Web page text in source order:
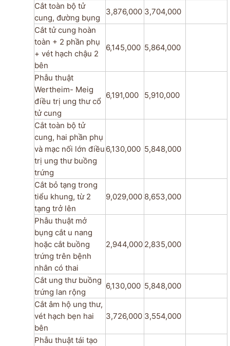
Cắt toàn bộ tử
cung, đường bụng
3,876,000 3,704,000
Cắt tử cung hoàn
toàn + 2 phần phụ
+ vét hạch chậu 2
bên
6,145,000 5,864,000
Phẫu thuật
Wertheim- Meig
điều trị ung thư­ cổ
tử cung
6,191,000 5,910,000
Cắt toàn bộ tử
cung, hai phần phụ
và mạc nối lớn điều
trị ung thư buồng
trứng
6,130,000 5,848,000
Cắt bỏ tạng trong
tiểu khung, từ 2
tạng trở lên
9,029,000 8,653,000
Phẫu thuật mở
bụng cắt u nang
hoặc cắt buồng
trứng trên bệnh
nhân có thai
2,944,000 2,835,000
Cắt ung thư­ buồng
trứng lan rộng
6,130,000 5,848,000
Cắt âm hộ ung thư,
vét hạch bẹn hai
bên
3,726,000 3,554,000
Phẫu thuật tái tạo